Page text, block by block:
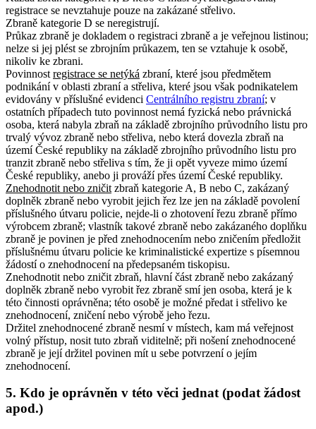
registrace se nevztahuje pouze na zakázané střelivo.
Zbraně kategorie D se neregistrují.
Průkaz zbraně je dokladem o registraci zbraně a je veřejnou listinou;
nelze si jej plést se zbrojním průkazem, ten se vztahuje k osobě,
nikoliv ke zbrani.
Povinnost registrace se netýká zbraní, které jsou předmětem
podnikání v oblasti zbraní a střeliva, které jsou však podnikatelem
evidovány v příslušné evidenci Centrálního registru zbraní; v
ostatních případech tuto povinnost nemá fyzická nebo právnická
osoba, která nabyla zbraň na základě zbrojního průvodního listu pro
trvalý vývoz zbraně nebo střeliva, nebo která dovezla zbraň na
území České republiky na základě zbrojního průvodního listu pro
tranzit zbraně nebo střeliva s tím, že ji opět vyveze mimo území
České republiky, anebo ji prováží přes území České republiky.
Znehodnotit nebo zničit zbraň kategorie A, B nebo C, zakázaný
doplněk zbraně nebo vyrobit jejich řez lze jen na základě povolení
příslušného útvaru policie, nejde-li o zhotovení řezu zbraně přímo
výrobcem zbraně; vlastník takové zbraně nebo zakázaného doplňku
zbraně je povinen je před znehodnocením nebo zničením předložit
příslušnému útvaru policie ke kriminalistické expertize s písemnou
žádostí o znehodnocení na předepsaném tiskopisu.
Znehodnotit nebo zničit zbraň, hlavní část zbraně nebo zakázaný
doplněk zbraně nebo vyrobit řez zbraně smí jen osoba, která je k
této činnosti oprávněna; této osobě je možné předat i střelivo ke
znehodnocení, zničení nebo výrobě jeho řezu.
Držitel znehodnocené zbraně nesmí v místech, kam má veřejnost
volný přístup, nosit tuto zbraň viditelně; při nošení znehodnocené
zbraně je její držitel povinen mít u sebe potvrzení o jejím
znehodnocení.
5. Kdo je oprávněn v této věci jednat (podat žádost
apod.)